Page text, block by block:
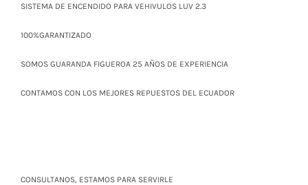
SISTEMA DE ENCENDIDO PARA VEHIVULOS LUV 2.3
100%GARANTIZADO
SOMOS GUARANDA FIGUEROA 25 AÑOS DE EXPERIENCIA
CONTAMOS CON LOS MEJORES REPUESTOS DEL ECUADOR
CONSULTANOS, ESTAMOS PARA SERVIRLE